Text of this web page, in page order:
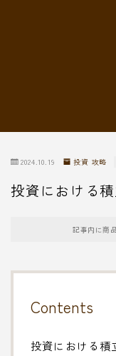
2024.10.19 投資 攻略
投資における
記事内に商
Contents
投資における積